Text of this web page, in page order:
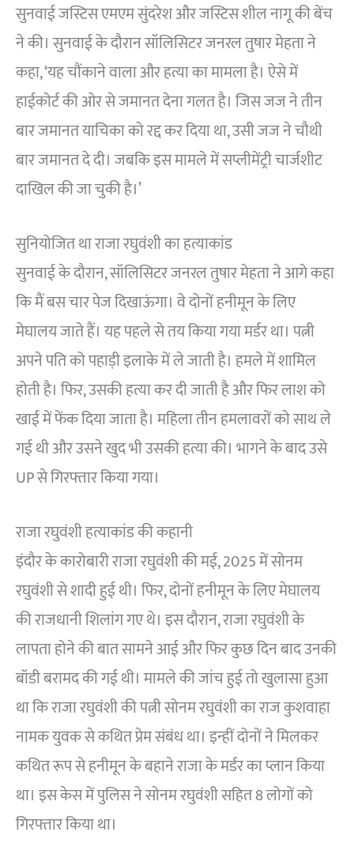
सुनवाई जस्टिस एमएम सुंदरेश और जस्टिस शील नागू की बेंच
ने की। सुनवाई के दौरान सॉलिसिटर जनरल तुषार मेहता ने
कहा, ‘यह चौंकाने वाला और हत्या का मामला है। ऐसे में
हाईकोर्ट की ओर से जमानत देना गलत है। जिस जज ने तीन
बार जमानत याचिका को रद्द कर दिया था, उसी जज ने चौथी
बार जमानत दे दी। जबकि इस मामले में सप्लीमेंट्री चार्जशीट
दाखिल की जा चुकी है।’
सुनियोजित था राजा रघुवंशी का हत्याकांड
सुनवाई के दौरान, सॉलिसिटर जनरल तुषार मेहता ने आगे कहा
कि मैं बस चार पेज दिखाऊंगा। वे दोनों हनीमून के लिए
मेघालय जाते हैं। यह पहले से तय किया गया मर्डर था। पत्नी
अपने पति को पहाड़ी इलाके में ले जाती है। हमले में शामिल
होती है। फिर, उसकी हत्या कर दी जाती है और फिर लाश को
खाई में फेंक दिया जाता है। महिला तीन हमलावरों को साथ ले
गई थी और उसने खुद भी उसकी हत्या की। भागने के बाद उसे
UP से गिरफ्तार किया गया।
राजा रघुवंशी हत्याकांड की कहानी
इंदौर के कारोबारी राजा रघुवंशी की मई, 2025 में सोनम
रघुवंशी से शादी हुई थी। फिर, दोनों हनीमून के लिए मेघालय
की राजधानी शिलांग गए थे। इस दौरान, राजा रघुवंशी के
लापता होने की बात सामने आई और फिर कुछ दिन बाद उनकी
बॉडी बरामद की गई थी। मामले की जांच हुई तो खुलासा हुआ
था कि राजा रघुवंशी की पत्नी सोनम रघुवंशी का राज कुशवाहा
नामक युवक से कथित प्रेम संबंध था। इन्हीं दोनों ने मिलकर
कथित रूप से हनीमून के बहाने राजा के मर्डर का प्लान किया
था। इस केस में पुलिस ने सोनम रघुवंशी सहित 8 लोगों को
गिरफ्तार किया था।